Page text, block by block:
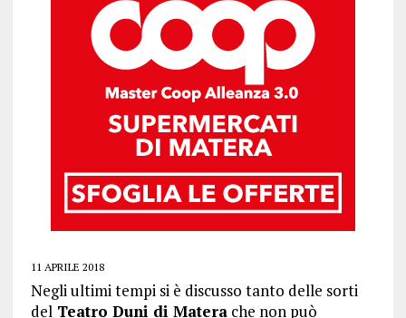
11 APRILE 2018
Negli ultimi tempi si è discusso tanto delle sorti
delTeatro Duni di Materache non può